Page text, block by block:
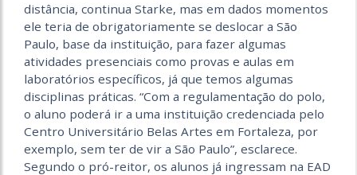
distância, continua Starke, mas em dados momentos
ele teria de obrigatoriamente se deslocar a São
Paulo, base da instituição, para fazer algumas
atividades presenciais como provas e aulas em
laboratórios específicos, já que temos algumas
disciplinas práticas. “Com a regulamentação do polo,
o aluno poderá ir a uma instituição credenciada pelo
Centro Universitário Belas Artes em Fortaleza, por
exemplo, sem ter de vir a São Paulo”, esclarece.
Segundo o pró-reitor, os alunos já ingressam na EAD